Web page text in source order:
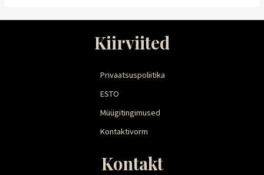
Kiirviited
Privaatsuspoliitika
ESTO
Müügitingimused
Kontaktivorm
Kontakt